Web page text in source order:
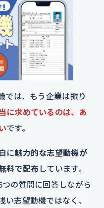
では、もう企業は振り
に求めているのは、あ
です。
に魅力的な志望動機が
料で配布 しています。
の質問に回答しながら
志望動機ではなく、